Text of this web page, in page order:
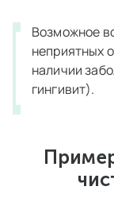
Возможное
неприятных
наличии
гингивит).